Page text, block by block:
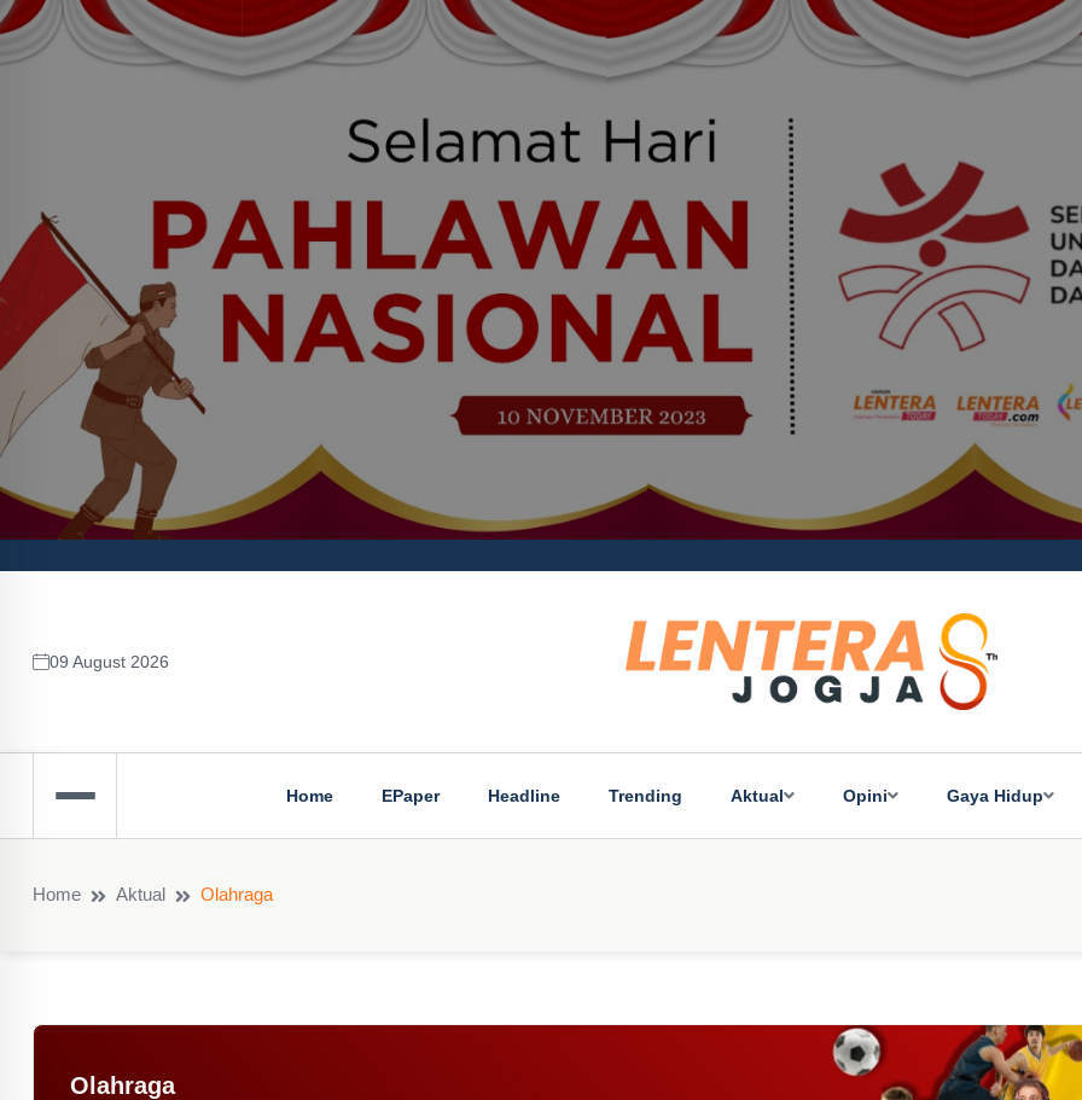
09 August 2026
Home EPaper Headline Trending Aktual Opini Gaya Hidup
Home Aktual Olahraga
Olahraga